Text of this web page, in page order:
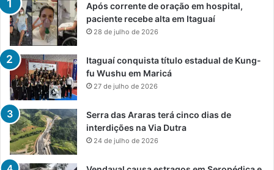
Após corrente de oração em hospital,
paciente recebe alta em Itaguaí
28 de julho de 2026
Itaguaí conquista título estadual de Kung-
fu Wushu em Maricá
27 de julho de 2026
Serra das Araras terá cinco dias de
interdições na Via Dutra
24 de julho de 2026